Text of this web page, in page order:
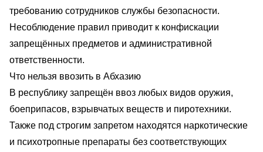
требованию сотрудников службы безопасности.
Несоблюдение правил приводит к конфискации
запрещённых предметов и административной
ответственности.
Что нельзя ввозить в Абхазию
В республику запрещён ввоз любых видов оружия,
боеприпасов, взрывчатых веществ и пиротехники.
Также под строгим запретом находятся наркотические
и психотропные препараты без соответствующих